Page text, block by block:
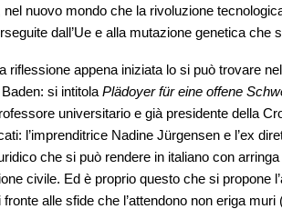
nuovo mondo che la rivoluzione
dall’Ue e alla mutazione genetica che
riflessione appena iniziata lo si può trovare
si intitola Plädoyer für eine offene
universitario e già presidente della
l’imprenditrice Nadine Jürgensen e l’ex
che si può rendere in italiano con
civile. Ed è proprio questo che si propone
alle sfide che l’attendono non eriga